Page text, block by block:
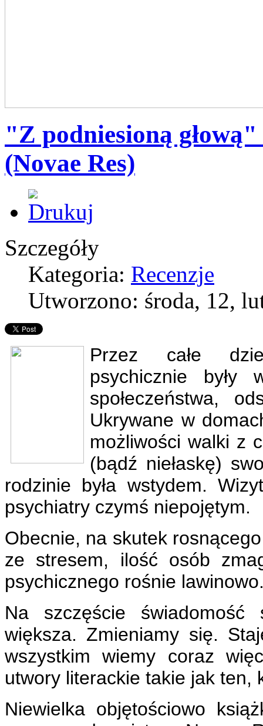
"Z podniesioną
(Novae Res)
Szczegóły
Kategoria: Recenzje
Utworzono: środa, 12,
Przez całe
psychicznie były
społeczeństwa,
Ukrywane w
możliwości walki z
(bądź niełaskę)
rodzinie była wstydem.
psychiatry czymś niepojętym.
Obecnie, na skutek
ze stresem, ilość osób
psychicznego rośnie
Na szczęście świadomość
większa. Zmieniamy się.
wszystkim wiemy coraz
utwory literackie takie jak ten,
Niewielka objętościowo